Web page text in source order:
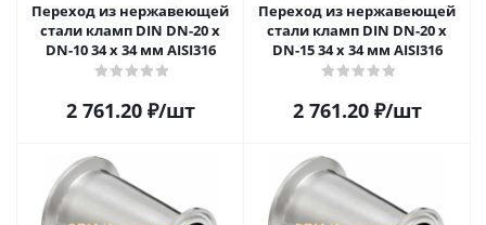
Переход из нержавеющей
стали кламп DIN DN-20 x
DN-10 34 х 34 мм AISI316
2 761.20₽/шт
Переход из нержавеющей
стали кламп DIN DN-20 x
DN-15 34 х 34 мм AISI316
2 761.20₽/шт